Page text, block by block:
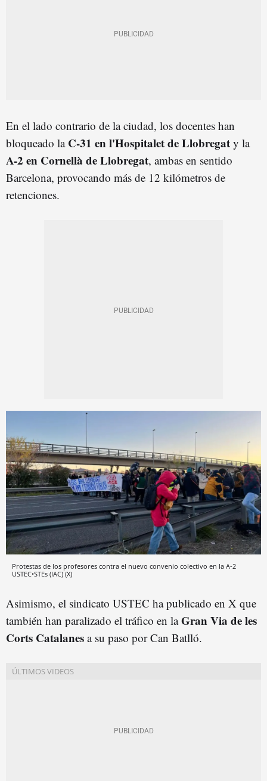
En el lado contrario de la ciudad, los docentes han
bloqueado la C-31 en l'Hospitalet de Llobregat y la
A-2 en Cornellà de Llobregat, ambas en sentido
Barcelona, provocando más de 12 kilómetros de
retenciones.
Protestas de los profesores contra el nuevo convenio colectivo en la A-2
USTEC•STEs (IAC) (X)
Asimismo, el sindicato USTEC ha publicado en X que
también han paralizado el tráfico en laGran Via de les
Corts Catalanes a su paso por Can Batlló.